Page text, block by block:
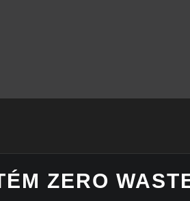
ZERO